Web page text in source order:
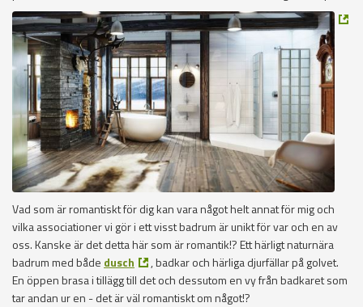
Vad som är romantiskt för dig kan vara något helt annat för mig och
vilka associationer vi gör i ett visst badrum är unikt för var och en av
oss. Kanske är det detta här som är romantik!? Ett härligt naturnära
badrum med både dusch
, badkar och härliga djurfällar på golvet.
En öppen brasa i tillägg till det och dessutom en vy från badkaret som
tar andan ur en - det är väl romantiskt om något!?